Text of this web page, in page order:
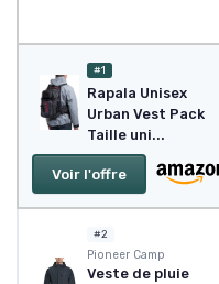
#1
Rapala Unisex
Urban Vest Pack
Taille uni...
Voir l'offre
#2
Pioneer Camp
Veste de pluie